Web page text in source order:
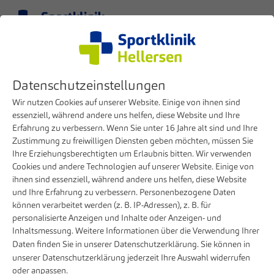
Hellersen Hospital
Hellersen Hospital
Hellersen Hospital was founded to make high-quality
Datenschutzeinstellungen
Wir nutzen Cookies auf unserer Website. Einige von ihnen sind
essenziell, während andere uns helfen, diese Website und Ihre
Erfahrung zu verbessern. Wenn Sie unter 16 Jahre alt sind und Ihre
Zustimmung zu freiwilligen Diensten geben möchten, müssen Sie
Ihre Erziehungsberechtigten um Erlaubnis bitten. Wir verwenden
Cookies und andere Technologien auf unserer Website. Einige von
ihnen sind essenziell, während andere uns helfen, diese Website
und Ihre Erfahrung zu verbessern. Personenbezogene Daten
können verarbeitet werden (z. B. IP-Adressen), z. B. für
personalisierte Anzeigen und Inhalte oder Anzeigen- und
Inhaltsmessung. Weitere Informationen über die Verwendung Ihrer
Daten finden Sie in unserer Datenschutzerklärung. Sie können in
unserer Datenschutzerklärung jederzeit Ihre Auswahl widerrufen
oder anpassen.